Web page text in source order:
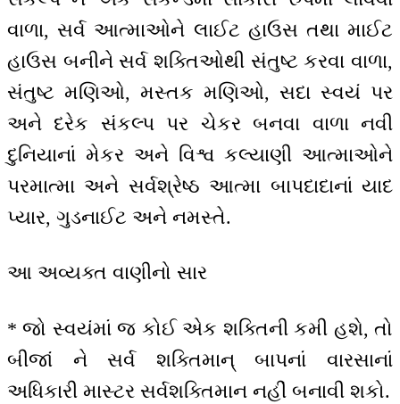
વાળા, સર્વ આત્માઓને લાઈટ હાઉસ તથા માઈટ
હાઉસ બનીને સર્વ શક્તિઓથી સંતુષ્ટ કરવા વાળા,
સંતુષ્ટ મણિઓ, મસ્તક મણિઓ, સદા સ્વયં પર
અને દરેક સંકલ્પ પર ચેકર બનવા વાળા નવી
દુનિયાનાં મેકર અને વિશ્વ કલ્યાણી આત્માઓને
પરમાત્મા અને સર્વશ્રેષ્ઠ આત્મા બાપદાદાનાં યાદ
પ્યાર, ગુડનાઈટ અને નમસ્તે.
આ અવ્યક્ત વાણીનો સાર
* જો સ્વયંમાં જ કોઈ એક શક્તિની કમી હશે, તો
બીજાં ને સર્વ શક્તિમાન્ બાપનાં વારસાનાં
અધિકારી માસ્ટર સર્વશક્તિમાન નહીં બનાવી શકો.